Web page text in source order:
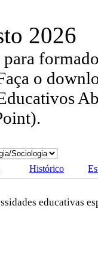
2026
o
Histórico
educativas